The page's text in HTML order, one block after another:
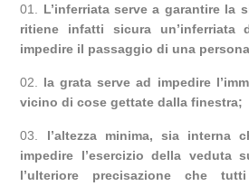
L’inferriata serve a garantire la
ritiene infatti sicura un’inferriata
impedire il passaggio di una
la grata serve ad impedire
vicino di cose gettate dalla finestra;
l’altezza minima, sia interna
impedire l’esercizio della veduta
l’ulteriore precisazione che